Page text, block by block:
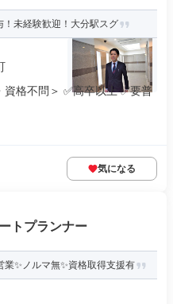
未経験歓迎！大分駅スグ
格不問＞ ✅⾼卒以上 ✅要普
気になる
トプランナー
✨ノルマ無✨資格取得支援有